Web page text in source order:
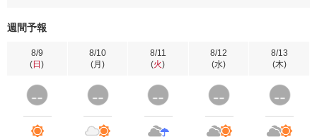
週間予報
8/9
(日)
8/10
(月 )
8/11
(火)
8/12
(水)
8/13
(木)